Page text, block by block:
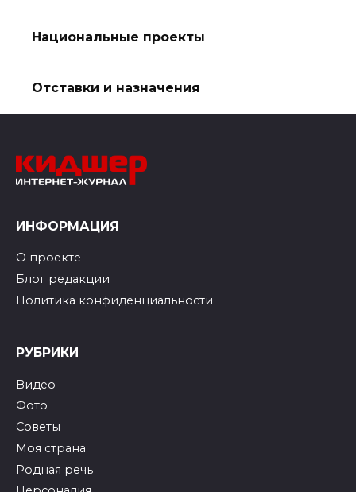
Национальные проекты
Отставки и назначения
ИНФОРМАЦИЯ
О проекте
Блог редакции
Политика конфиденциальности
РУБРИКИ
Видео
Фото
Советы
Моя страна
Родная речь